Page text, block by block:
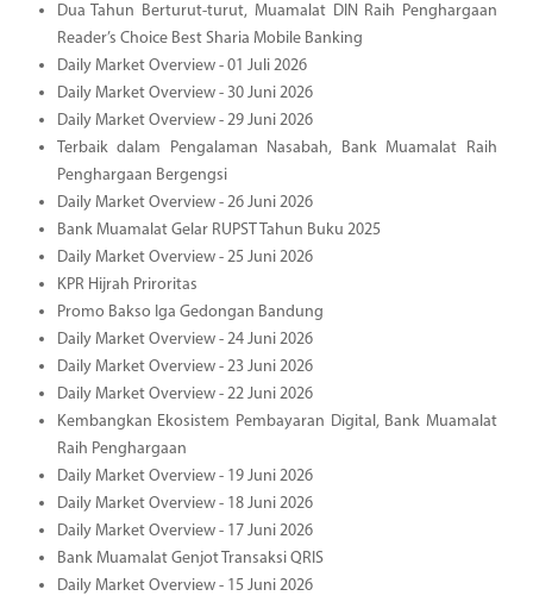
Dua Tahun Berturut-turut, Muamalat DIN Raih Penghargaan
Reader’s Choice Best Sharia Mobile Banking
Daily Market Overview - 01 Juli 2026
Daily Market Overview - 30 Juni 2026
Daily Market Overview - 29 Juni 2026
Terbaik dalam Pengalaman Nasabah, Bank Muamalat Raih
Penghargaan Bergengsi
Daily Market Overview - 26 Juni 2026
Bank Muamalat Gelar RUPST Tahun Buku 2025
Daily Market Overview - 25 Juni 2026
KPR Hijrah Priroritas
Promo Bakso Iga Gedongan Bandung
Daily Market Overview - 24 Juni 2026
Daily Market Overview - 23 Juni 2026
Daily Market Overview - 22 Juni 2026
Kembangkan Ekosistem Pembayaran Digital, Bank Muamalat
Raih Penghargaan
Daily Market Overview - 19 Juni 2026
Daily Market Overview - 18 Juni 2026
Daily Market Overview - 17 Juni 2026
Bank Muamalat Genjot Transaksi QRIS
Daily Market Overview - 15 Juni 2026